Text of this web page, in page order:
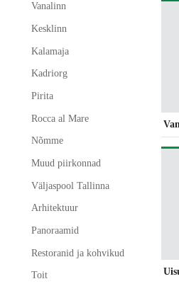
Vanalinn
Kesklinn
Kalamaja
Kadriorg
Pirita
Rocca al Mare
Nõmme
Muud piirkonnad
Väljaspool Tallinna
Arhitektuur
Panoraamid
Restoranid ja kohvikud
Toit